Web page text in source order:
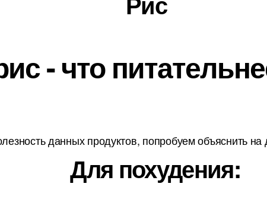
- что
данных продуктов, попробуем объяснить на
Для похудения: